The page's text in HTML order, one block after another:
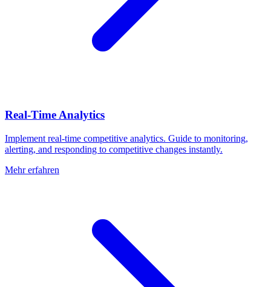
Real-Time Analytics
Implement real-time competitive analytics. Guide to monitoring,
alerting, and responding to competitive changes instantly.
Mehr erfahren